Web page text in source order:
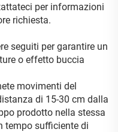
per informazioni
richiesta.
seguiti per garantire un
o effetto buccia
movimenti del
di 15-30 cm dalla
prodotto nella stessa
tempo sufficiente di